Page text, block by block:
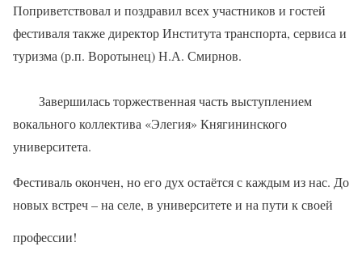
Поприветствовал и поздравил всех участников и гостей
фестиваля также директор Института транспорта, сервиса и
туризма (р.п. Воротынец) Н.А. Смирнов.
Завершилась торжественная часть выступлением
вокального коллектива «Элегия» Княгининского
университета.
Фестиваль окончен, но его дух остаётся с каждым из нас. До
новых встреч – на селе, в университете и на пути к своей
профессии!